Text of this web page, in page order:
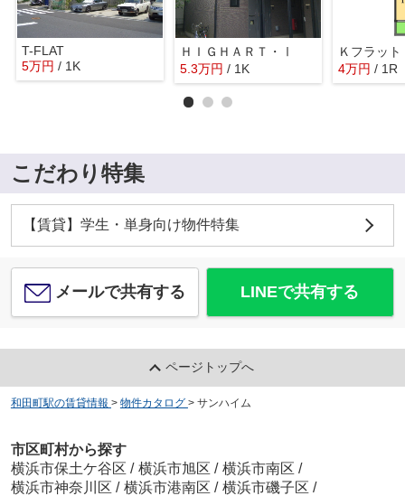
T-FLAT
5万円 / 1K
ＨＩＧＨＡＲＴ・Ⅰ
5.3万円 / 1K
Ｋフラット
4万円 / 1R
こだわり特集
【賃貸】学生・単身向け物件特集
メールで共有する LINEで共有する
ページトップへ
和田町駅の賃貸情報 > 物件カタログ > サンハイム
市区町村から探す
横浜市保土ケ谷区 / 横浜市旭区 / 横浜市南区 /
横浜市神奈川区 / 横浜市港南区 / 横浜市磯子区 /